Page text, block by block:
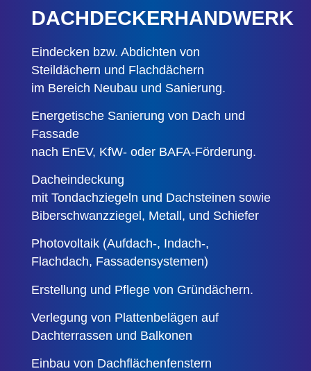
DACHDECKERHANDWERK
Eindecken bzw. Abdichten von
Steildächern und Flachdächern
im Bereich Neubau und Sanierung.
Energetische Sanierung von Dach und
Fassade
nach EnEV, KfW- oder BAFA-Förderung.
Dacheindeckung
mit Tondachziegeln und Dachsteinen sowie
Biberschwanzziegel, Metall, und Schiefer
Photovoltaik (Aufdach-, Indach-,
Flachdach, Fassadensystemen)
Erstellung und Pflege von Gründächern.
Verlegung von Plattenbelägen auf
Dachterrassen und Balkonen
Einbau von Dachflächenfenstern